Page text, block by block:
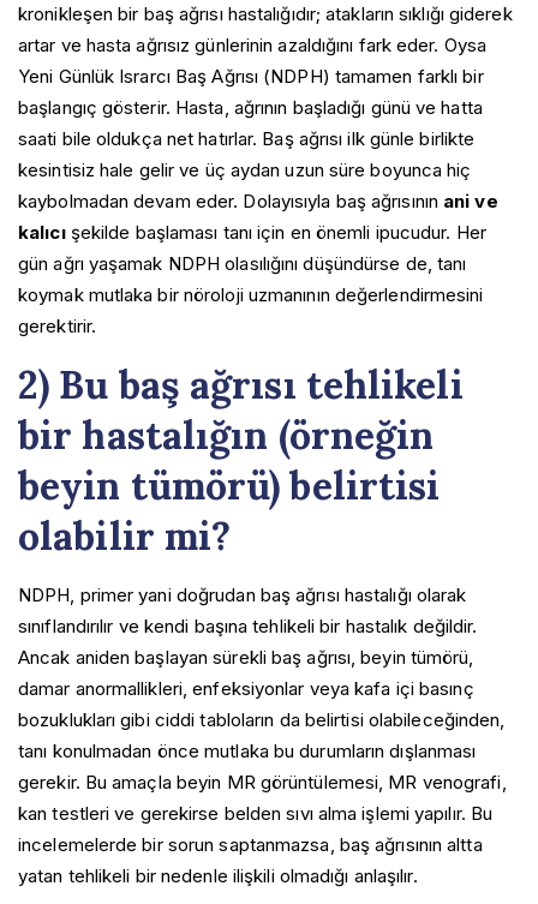
kronikleşen bir baş ağrısı hastalığıdır; atakların sıklığı giderek
artar ve hasta ağrısız günlerinin azaldığını fark eder. Oysa
Yeni Günlük Israrcı Baş Ağrısı (NDPH) tamamen farklı bir
başlangıç gösterir. Hasta, ağrının başladığı günü ve hatta
saati bile oldukça net hatırlar. Baş ağrısı ilk günle birlikte
kesintisiz hale gelir ve üç aydan uzun süre boyunca hiç
kaybolmadan devam eder. Dolayısıyla baş ağrısının ani ve
kalıcışekilde başlaması tanı için en önemli ipucudur. Her
gün ağrı yaşamak NDPH olasılığını düşündürse de, tanı
koymak mutlaka bir nöroloji uzmanının değerlendirmesini
gerektirir.
2) Bu baş ağrısı tehlikeli
bir hastalığın (örneğin
beyin tümörü) belirtisi
olabilir mi?
NDPH, primer yani doğrudan baş ağrısı hastalığı olarak
sınıflandırılır ve kendi başına tehlikeli bir hastalık değildir.
Ancak aniden başlayan sürekli baş ağrısı, beyin tümörü,
damar anormallikleri, enfeksiyonlar veya kafa içi basınç
bozuklukları gibi ciddi tabloların da belirtisi olabileceğinden,
tanı konulmadan önce mutlaka bu durumların dışlanması
gerekir. Bu amaçla beyin MR görüntülemesi, MR venografi,
kan testleri ve gerekirse belden sıvı alma işlemi yapılır. Bu
incelemelerde bir sorun saptanmazsa, baş ağrısının altta
yatan tehlikeli bir nedenle ilişkili olmadığı anlaşılır.